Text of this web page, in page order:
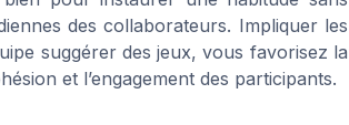
des collaborateurs. Impliquer les
suggérer des jeux, vous favorisez la
et l’engagement des participants.